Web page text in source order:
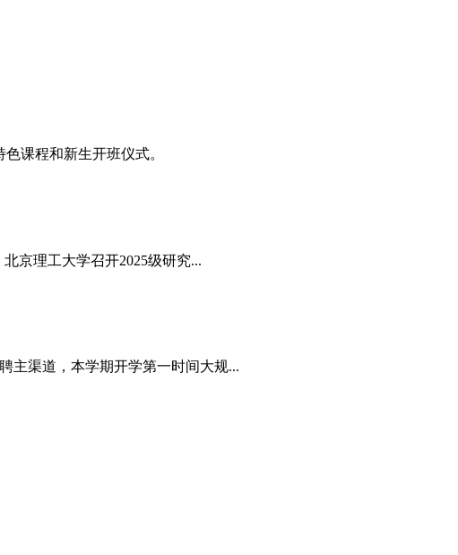
课程和新生开班仪式。
京理工大学召开2025级研究...
主渠道，本学期开学第一时间大规...